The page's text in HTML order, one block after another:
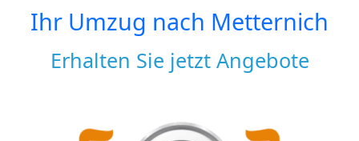
Ihr Umzug nach Metternich
Erhalten Sie jetzt Angebote